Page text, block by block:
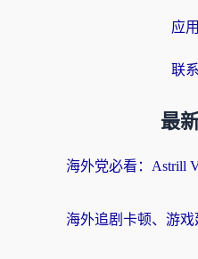
应
联
最